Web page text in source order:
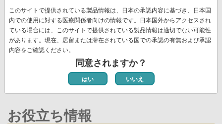
送
り
頭
ペ
ー
ジ
ペ
ー
ジ
ー
ジ
ー
ジ
ー
ジ
ー
ジ
レ
ン
ト
ペ
ー
ジ
ペ
ー
ジ
12
ペ
ー
ジ
13
ペ
ー
ジ
14
次
ペ
ー
››
最
終
ペ
ジ
最終 »
新着情報一覧
お役立ち情報
このサイトで提供されている製品情報は、日本の承認内容に基づき、日本国
内での使用に対する医療関係者向けの情報です。日本国外からアクセスされ
ている場合には、このサイトで提供されている製品情報は適切でない可能性
があります。現在、居留または滞在されている国での承認の有無および承認
内容をご確認ください。
同意されますか？
はい いいえ